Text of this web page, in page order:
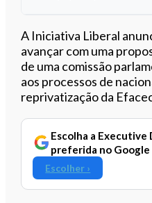
Ouvir
A Iniciativa Liberal
avançar com uma
de uma comissão
aos processos de
reprivatização da
Escolha a
preferida no Google
Escolher ›